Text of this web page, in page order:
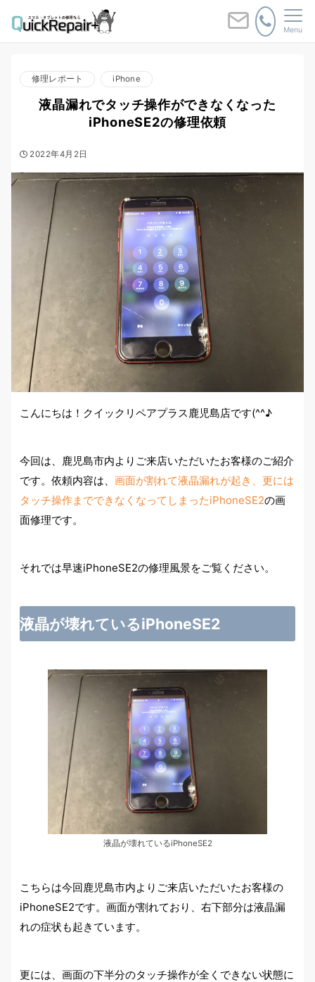
Menu
修理レポート iPhone
液晶漏れでタッチ操作ができなくなった
iPhoneSE2の修理依頼
2022年4月2日
こんにちは！クイックリペアプラス鹿児島店です(^^♪
今回は、鹿児島市内よりご来店いただいたお客様のご紹介
です。依頼内容は、 画面が割れて液晶漏れが起き、更には
タッチ操作までできなくなってしまったiPhoneSE2の画
面修理です。
それでは早速iPhoneSE2の修理風景をご覧ください。
液晶が壊れているiPhoneSE2
液晶が壊れているiPhoneSE2
こちらは今回鹿児島市内よりご来店いただいたお客様の
iPhoneSE2です。画面が割れており、右下部分は液晶漏
れの症状も起きています。
更には、画面の下半分のタッチ操作が全くできない状態に